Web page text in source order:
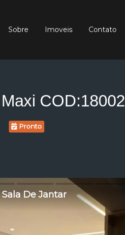
Sobre Imoveis Contato
COD:18002
Pronto
Sala De Jantar